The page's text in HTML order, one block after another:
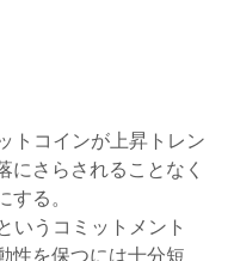
トコインが上昇トレン
にさらされることなく
る。
いうコミットメント
性を保つには十分短